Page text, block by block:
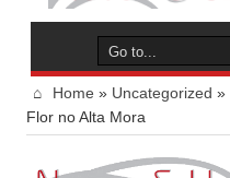
Home » Uncategorized »
Flor no Alta Mora